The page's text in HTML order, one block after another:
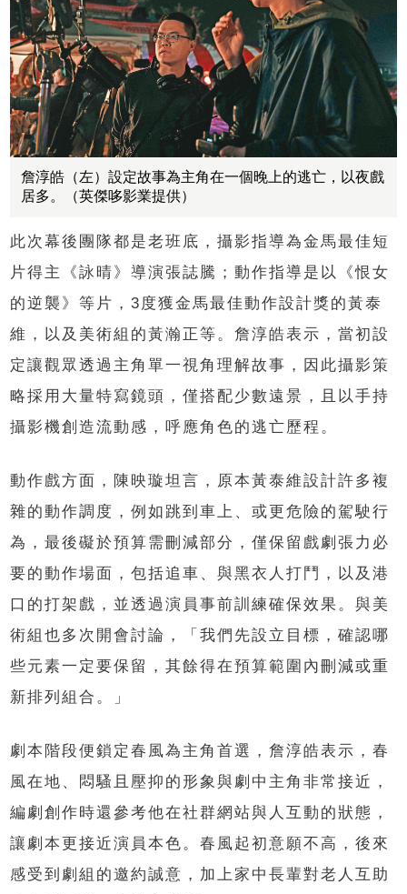
詹淳皓（左）設定故事為主角在一個晚上的逃亡，以夜戲
居多。（英傑哆影業提供）
此次幕後團隊都是老班底，攝影指導為金馬最佳短
片得主《詠晴》導演張誌騰；動作指導是以《恨女
的逆襲》等片，3度獲金馬最佳動作設計獎的黃泰
維，以及美術組的黃瀚正等。詹淳皓表示，當初設
定讓觀眾透過主角單一視角理解故事，因此攝影策
略採用大量特寫鏡頭，僅搭配少數遠景，且以手持
攝影機創造流動感，呼應角色的逃亡歷程。
動作戲方面，陳映璇坦言，原本黃泰維設計許多複
雜的動作調度，例如跳到車上、或更危險的駕駛行
為，最後礙於預算需刪減部分，僅保留戲劇張力必
要的動作場面，包括追車、與黑衣人打鬥，以及港
口的打架戲，並透過演員事前訓練確保效果。與美
術組也多次開會討論，「我們先設立目標，確認哪
些元素一定要保留，其餘得在預算範圍內刪減或重
新排列組合。」
劇本階段便鎖定春風為主角首選，詹淳皓表示，春
風在地、悶騷且壓抑的形象與劇中主角非常接近，
編劇創作時還參考他在社群網站與人互動的狀態，
讓劇本更接近演員本色。春風起初意願不高，後來
感受到劇組的邀約誠意，加上家中長輩對老人互助